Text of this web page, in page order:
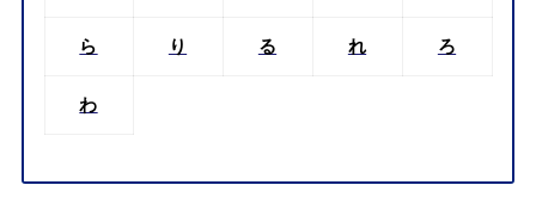
ら り る れ ろ
わ